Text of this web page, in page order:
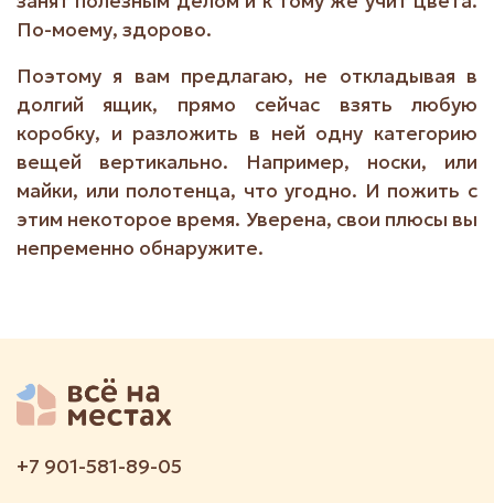
По-моему, здорово.
Поэтому я вам предлагаю, не откладывая в
долгий ящик, прямо сейчас взять любую
коробку, и разложить в ней одну категорию
вещей вертикально. Например, носки, или
майки, или полотенца, что угодно. И пожить с
этим некоторое время. Уверена, свои плюсы вы
непременно обнаружите.
+7 901-581-89-05